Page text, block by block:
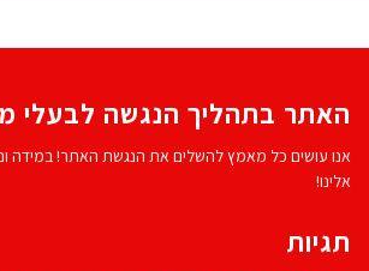
האתר בתהליך הנגשה לבעלי
אנו עושים כל מאמץ להשלים את הנגשת האתר! במידה
אלינו!
תגיות